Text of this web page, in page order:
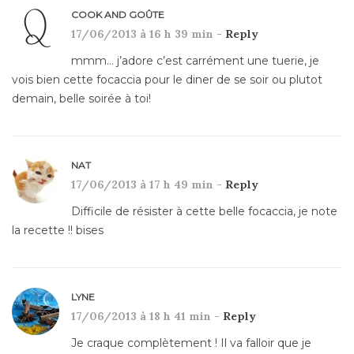
COOK AND GOÛTE
17/06/2013 à 16 h 39 min - Reply
mmm… j’adore c’est carrément une tuerie, je
vois bien cette focaccia pour le diner de se soir ou plutot
demain, belle soirée à toi!
NAT
17/06/2013 à 17 h 49 min - Reply
Difficile de résister à cette belle focaccia, je note
la recette !! bises
LYNE
17/06/2013 à 18 h 41 min - Reply
Je craque complètement ! Il va falloir que je